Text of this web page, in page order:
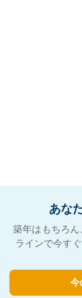
あな
築年はもちろ
ラインで今す
今